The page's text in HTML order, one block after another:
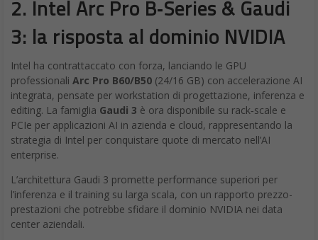
2. Intel Arc Pro B‑Series & Gaudi
3: la risposta al dominio NVIDIA
Intel ha contrattaccato con forza, lanciando le GPU
professionali Arc Pro B60/B50 (24/16 GB) con accelerazione AI
integrata, pensate per workstation di progettazione, inferenza e
editing. La famiglia Gaudi 3 è ora disponibile su rack‑scale e
PCIe per applicazioni AI in azienda e cloud, rappresentando la
strategia di Intel per conquistare quote di mercato nell’AI
enterprise.
L’architettura Gaudi 3 promette performance superiori per
l’inferenza e il training su larga scala, con un rapporto prezzo-
prestazioni che potrebbe sfidare il dominio NVIDIA nei data
center aziendali.